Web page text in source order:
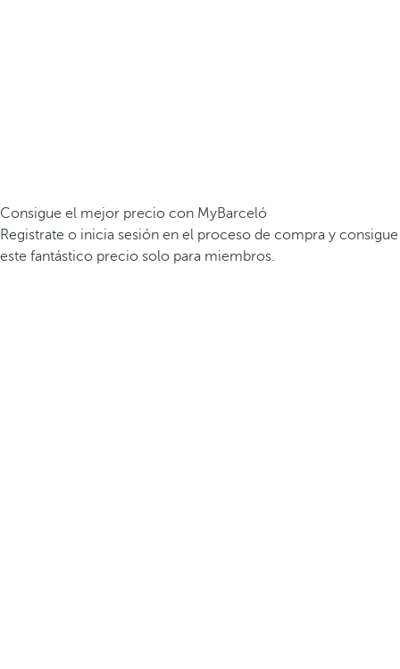
Consigue el mejor precio con MyBarceló
Registrate o inicia sesión en el proceso de compra y consigue
este fantástico precio solo para miembros.